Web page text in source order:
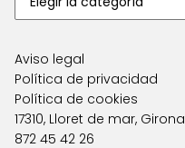
Aviso legal
Política de privacidad
Política de cookies
17310, Lloret de mar, Girona
872 45 42 26